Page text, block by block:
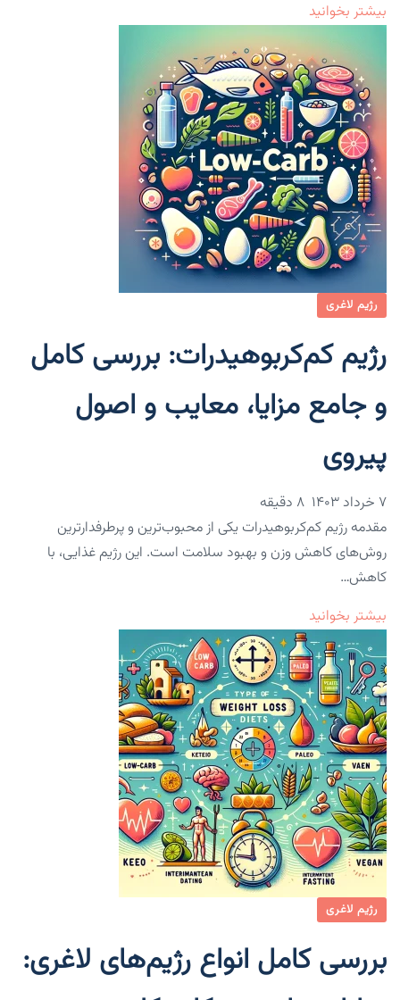
بیشتر بخوانید
رژیم لاغری
رژیم کم‌کربوهیدرات: بررسی کامل
و جامع مزایا، معایب و اصول
پیروی
۷ خرداد ۱۴۰۳
مقدمه رژیم کم‌کربوهیدرات یکی از محبوب‌ترین و پرطرفدارترین
روش‌های کاهش وزن و بهبود سلامت است. این رژیم غذایی، با
کاهش…
بیشتر بخوانید
رژیم لاغری
بررسی کامل انواع رژیم‌های لاغری: